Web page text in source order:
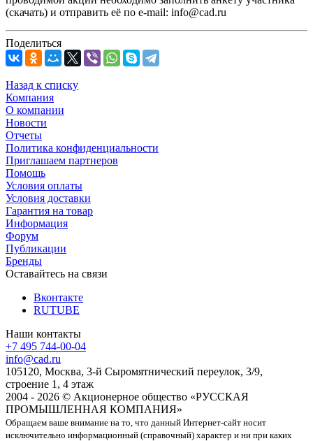
(скачать) и отправить её по e-mail: info@cad.ru
Поделиться
Назад к списку
Компания
О компании
Новости
Отчеты
Политика конфиденциальности
Приглашаем партнеров
Помощь
Условия оплаты
Условия доставки
Гарантия на товар
Информация
Форум
Публикации
Бренды
Оставайтесь на связи
Вконтакте
RUTUBE
Наши контакты
+7 495 744-00-04
info@cad.ru
105120, Москва, 3-й Сыромятнический переулок, 3/9,
строение 1, 4 этаж
2004 - 2026 © Акционерное общество «РУССКАЯ
ПРОМЫШЛЕННАЯ КОМПАНИЯ»
Обращаем ваше внимание на то, что данный Интернет-сайт носит
исключительно информационный (справочный) характер и ни при каких